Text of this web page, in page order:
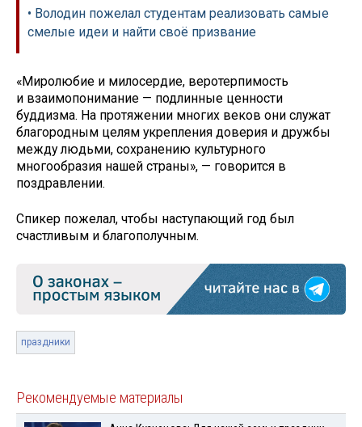
• Володин пожелал студентам реализовать самые
смелые идеи и найти своё призвание
«Миролюбие и милосердие, веротерпимость
и взаимопонимание — подлинные ценности
буддизма. На протяжении многих веков они служат
благородным целям укрепления доверия и дружбы
между людьми, сохранению культурного
многообразия нашей страны», — говорится в
поздравлении.
Спикер пожелал, чтобы наступающий год был
счастливым и благополучным.
праздники
Рекомендуемые материалы